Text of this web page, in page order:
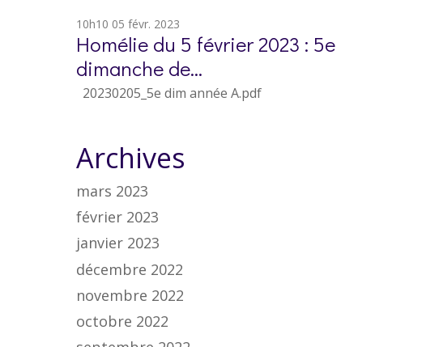
10h10 05 févr. 2023
Homélie du 5 février 2023 : 5e
dimanche de...
20230205_5e dim année A.pdf
Archives
mars 2023
février 2023
janvier 2023
décembre 2022
novembre 2022
octobre 2022